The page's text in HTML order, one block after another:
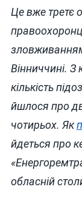
Це вже третє
Вінниччині.
кількість
йшлося про
чотирьох. Як
йдеться про
обласній